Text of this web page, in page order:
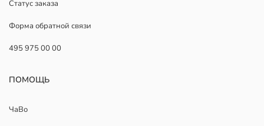
Статус заказа
Форма обратной связи
495 975 00 00
ПОМОЩЬ
ЧаВо